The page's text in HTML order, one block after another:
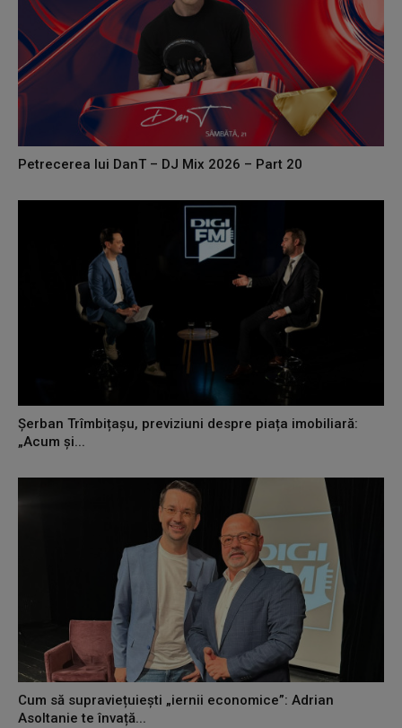
Petrecerea lui DanT – DJ Mix 2026 – Part 20
Șerban Trîmbițașu, previziuni despre piața imobiliară:
„Acum și...
Cum să supraviețuiești „iernii economice”: Adrian
Asoltanie te învață...